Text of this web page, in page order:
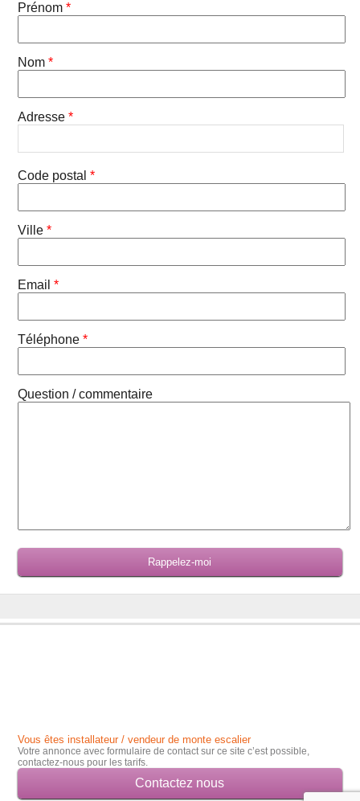
Prénom*
Nom*
Adresse*
Code postal*
Ville*
Email*
Téléphone*
Question / commentaire
Vous êtes installateur / vendeur de monte escalier
Votre annonce avec formulaire de contact sur ce site c’est possible,
contactez-nous pour les tarifs.
Contactez nous